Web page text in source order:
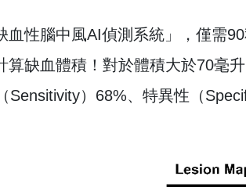
性腦中風AI偵測系統」，僅需
缺血體積！對於體積大於70毫
）68%、特異性（